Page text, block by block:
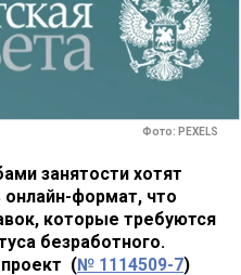
Фото: PEXELS
занятости хотят
формат, что
которые требуются
безработного.
(№ 1114509-7)